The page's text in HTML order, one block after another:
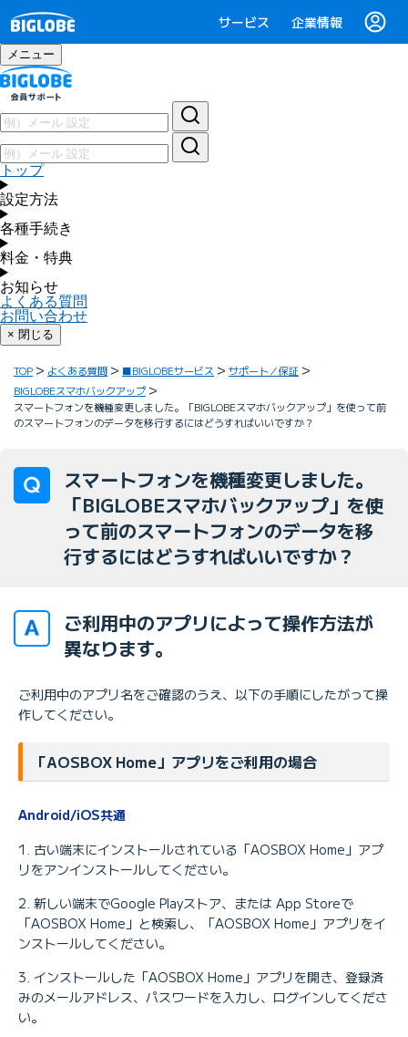
サービス 企業情報
メニュー
トップ
設定方法
各種手続き
料金・特典
お知らせ
よくある質問
お問い合わせ
× 閉じる
TOP よくある質問 ■BIGLOBEサービス
サポート／保証
BIGLOBEスマホバックアップ
スマートフォンを機種変更しました。「BIGLOBEスマホバックアップ」を使って前
のスマートフォンのデータを移行するにはどうすればいいですか？
スマートフォンを機種変更しました。
「BIGLOBEスマホバックアップ」を使
って前のスマートフォンのデータを移
行するにはどうすればいいですか？
ご利用中のアプリによって操作方法が
異なります。
ご利用中のアプリ名をご確認のうえ、以下の手順にしたがって操
作してください。
「AOSBOX Home」アプリをご利用の場合
Android/iOS共通
古い端末にインストールされている「AOSBOX Home」アプ
リをアンインストールしてください。
新しい端末でGoogle Playストア、または App Storeで
「AOSBOX Home」と検索し、「AOSBOX Home」アプリをイ
ンストールしてください。
インストールした「AOSBOX Home」アプリを開き、登録済
みのメールアドレス、パスワードを入力し、ログインしてくださ
い。